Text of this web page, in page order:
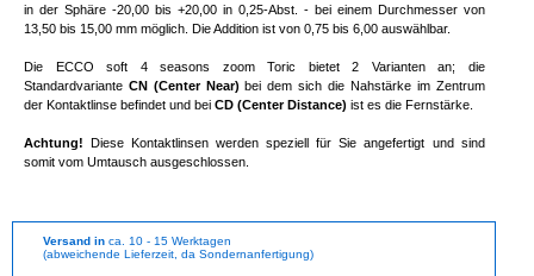
in der Sphäre -20,00 bis +20,00 in 0,25-Abst. - bei einem Durchmesser von
13,50 bis 15,00 mm möglich. Die Addition ist von 0,75 bis 6,00 auswählbar.
Die ECCO soft 4 seasons zoom Toric bietet 2 Varianten an; die
Standardvariante CN (Center Near) bei dem sich die Nahstärke im Zentrum
der Kontaktlinse befindet und bei CD (Center Distance) ist es die Fernstärke.
Achtung! Diese Kontaktlinsen werden speziell für Sie angefertigt und sind
somit vom Umtausch ausgeschlossen.
Versand in ca. 10 - 15 Werktagen
(abweichende Lieferzeit, da Sondernanfertigung)